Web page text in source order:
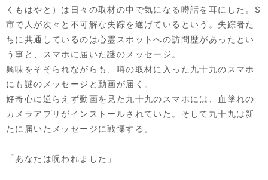
くもはやと）は日々の取材の中で気になる噂話を耳にした。S
市で人が次々と不可解な失踪を遂げているという。失踪者た
ちに共通しているのは心霊スポットへの訪問歴があったとい
う事と、スマホに届いた謎のメッセージ。
興味をそそられながらも、噂の取材に入った九十九のスマホ
にも謎のメッセージと動画が届く。
好奇心に逆らえず動画を見た九十九のスマホには、血塗れの
カメラアプリがインストールされていた。そして九十九は新
たに届いたメッセージに戦慄する。
「あなたは呪われました」